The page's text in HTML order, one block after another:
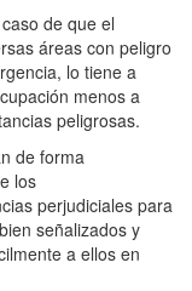
de que el
áreas con peligro
lo tiene a
menos a
peligrosas.
de forma
los
perjudiciales para
señalizados y
a ellos en